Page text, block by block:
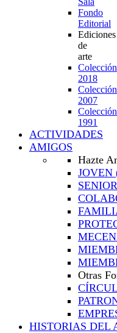
Fondo
Editorial
Ediciones
de
arte
Colección
2018
Colección
2007
Colección
1991
ACTIVIDADES
AMIGOS
Hazte
JOVEN
SENIOR
Otras
HISTORIAS DEL